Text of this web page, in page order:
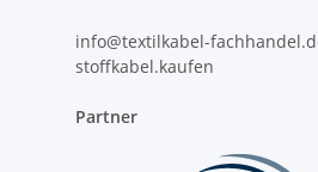
info@textilkabel-
stoffkabel.kaufen
Partner